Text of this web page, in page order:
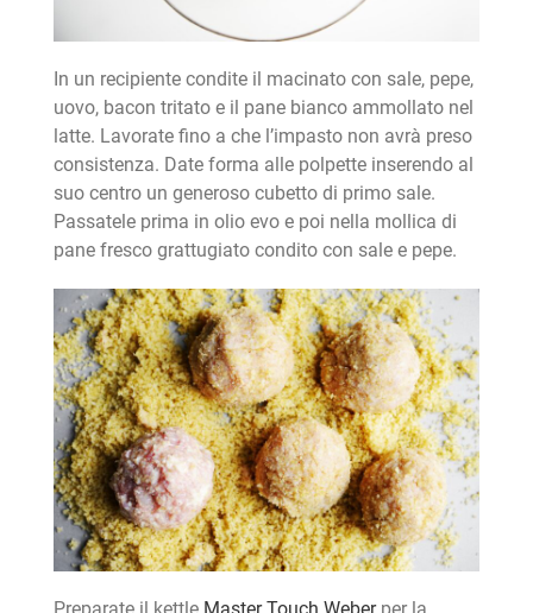
In un recipiente condite il macinato con sale, pepe,
uovo, bacon tritato e il pane bianco ammollato nel
latte. Lavorate fino a che l’impasto non avrà preso
consistenza. Date forma alle polpette inserendo al
suo centro un generoso cubetto di primo sale.
Passatele prima in olio evo e poi nella mollica di
pane fresco grattugiato condito con sale e pepe.